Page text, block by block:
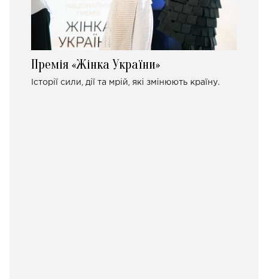
Премія «Жінка України»
Історії сили, дії та мрій, які змінюють країну.